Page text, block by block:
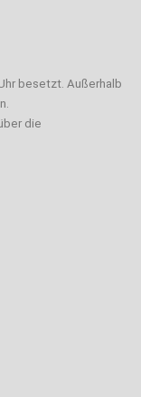
besetzt. Außerhalb
die